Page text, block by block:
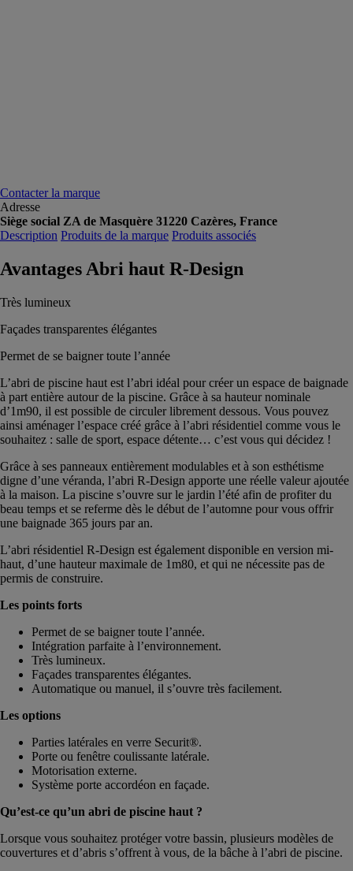
Contacter la marque
Adresse
Siège social ZA de Masquère 31220 Cazères, France
Description Produits de la marque Produits associés
Avantages Abri haut R-Design
Très lumineux
Façades transparentes élégantes
Permet de se baigner toute l’année
L’abri de piscine haut est l’abri idéal pour créer un espace de baignade
à part entière autour de la piscine. Grâce à sa hauteur nominale
d’1m90, il est possible de circuler librement dessous. Vous pouvez
ainsi aménager l’espace créé grâce à l’abri résidentiel comme vous le
souhaitez : salle de sport, espace détente… c’est vous qui décidez !
Grâce à ses panneaux entièrement modulables et à son esthétisme
digne d’une véranda, l’abri R-Design apporte une réelle valeur ajoutée
à la maison. La piscine s’ouvre sur le jardin l’été afin de profiter du
beau temps et se referme dès le début de l’automne pour vous offrir
une baignade 365 jours par an.
L’abri résidentiel R-Design est également disponible en version mi-
haut, d’une hauteur maximale de 1m80, et qui ne nécessite pas de
permis de construire.
Les points forts
Permet de se baigner toute l’année.
Intégration parfaite à l’environnement.
Très lumineux.
Façades transparentes élégantes.
Automatique ou manuel, il s’ouvre très facilement.
Les options
Parties latérales en verre Securit®.
Porte ou fenêtre coulissante latérale.
Motorisation externe.
Système porte accordéon en façade.
Qu’est-ce qu’un abri de piscine haut ?
Lorsque vous souhaitez protéger votre bassin, plusieurs modèles de
couvertures et d’abris s’offrent à vous, de la bâche à l’abri de piscine.